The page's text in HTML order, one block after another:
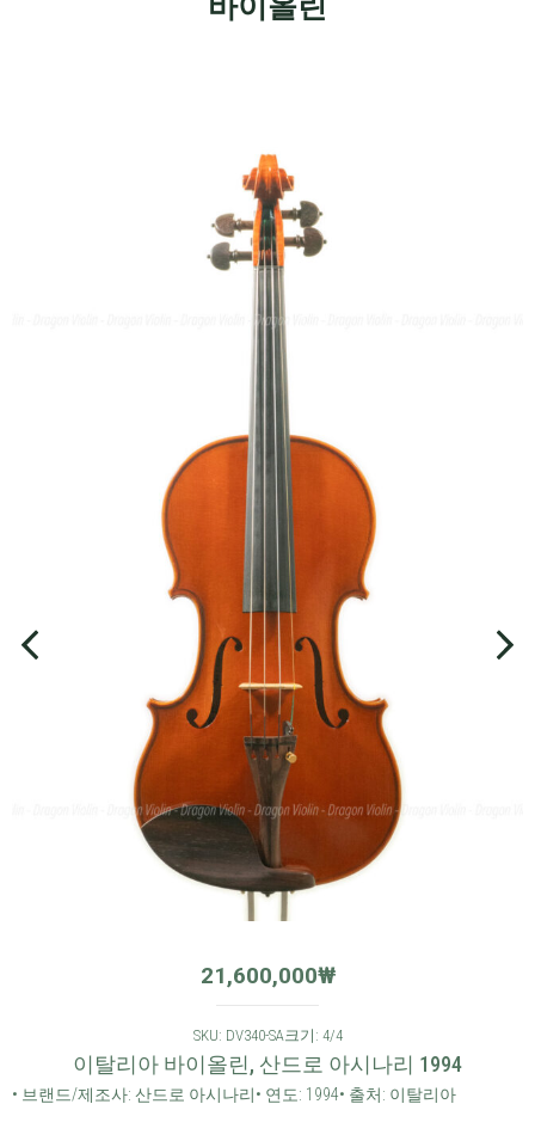
21,600,000₩
SKU: DV340-SA 크기: 4/4
이탈리아 바이올린, 산드로 아시나리 1994
• 브랜드/제조사: 산드로 아시나리• 연도: 1994• 출처: 이탈리아